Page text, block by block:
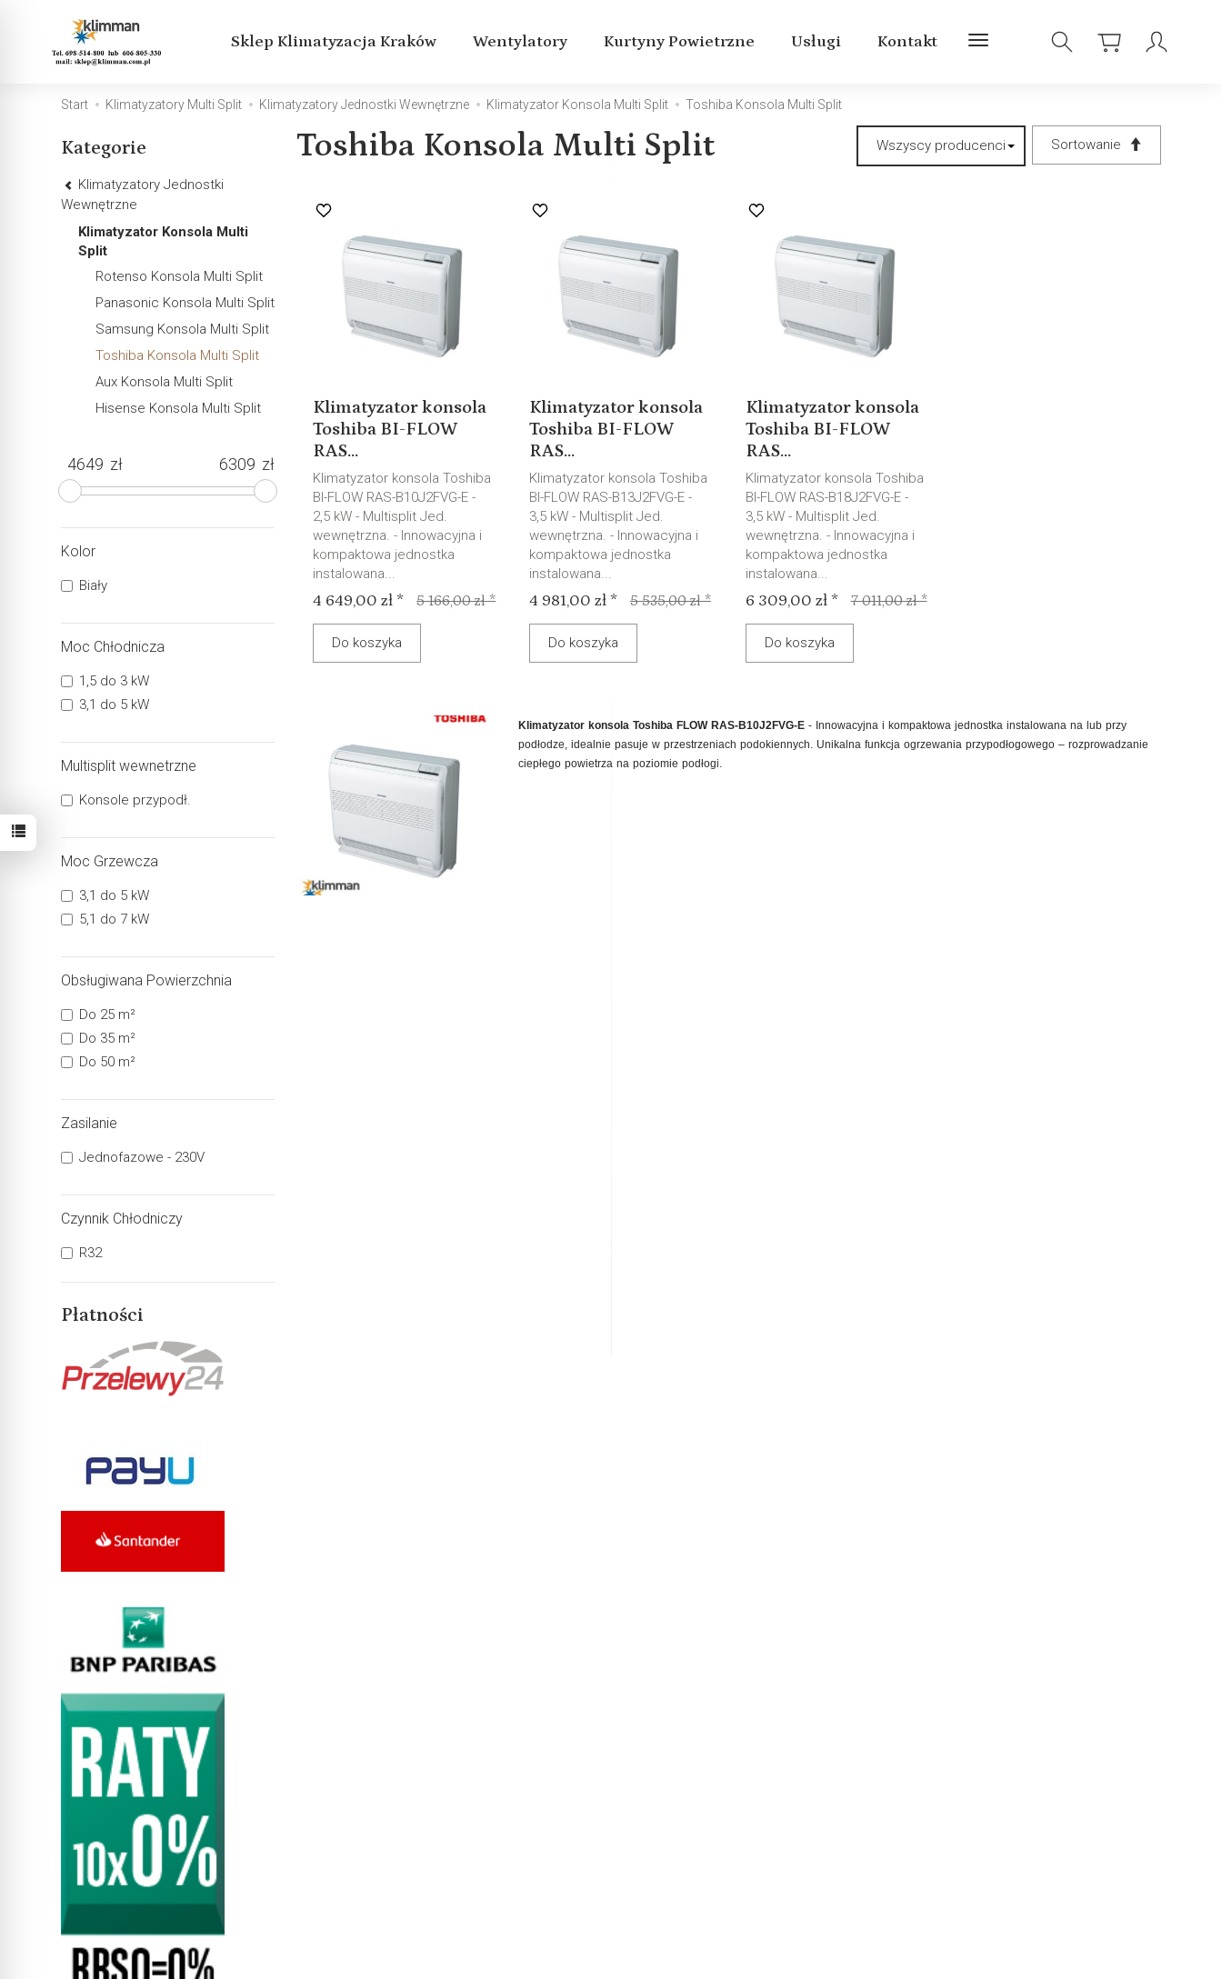
Sklep Klimatyzacja Kraków Wentylatory Kurtyny Powietrzne Usługi Kontakt
Start Klimatyzatory Multi Split Klimatyzatory Jednostki Wewnętrzne Klimatyzator Konsola Multi Split Toshiba Konsola Multi Split
Toshiba Konsola Multi Split Sortowanie
Klimatyzator konsola
Toshiba BI-FLOW
RAS...
Klimatyzator konsola Toshiba
BI-FLOW RAS-B10J2FVG-E -
2,5 kW - Multisplit Jed.
wewnętrzna. - Innowacyjna i
kompaktowa jednostka
instalowana...
4 649,00 zł * 5 166,00 zł *
Do koszyka
Klimatyzator konsola
Toshiba BI-FLOW
RAS...
Klimatyzator konsola Toshiba
BI-FLOW RAS-B13J2FVG-E -
3,5 kW - Multisplit Jed.
wewnętrzna. - Innowacyjna i
kompaktowa jednostka
instalowana...
4 981,00 zł * 5 535,00 zł *
Do koszyka
Klimatyzator konsola
Toshiba BI-FLOW
RAS...
Klimatyzator konsola Toshiba
BI-FLOW RAS-B18J2FVG-E -
3,5 kW - Multisplit Jed.
wewnętrzna. - Innowacyjna i
kompaktowa jednostka
instalowana...
6 309,00 zł * 7 011,00 zł *
Do koszyka
Klimatyzator konsola Toshiba FLOW RAS-B10J2FVG-E - Innowacyjna i kompaktowa jednostka instalowana na lub przy
podłodze, idealnie pasuje w przestrzeniach podokiennych. Unikalna funkcja ogrzewania przypodłogowego – rozprowadzanie
ciepłego powietrza na poziomie podłogi.
Kategorie
Klimatyzatory Jednostki
Wewnętrzne
Klimatyzator Konsola Multi
Split
Rotenso Konsola Multi Split
Panasonic Konsola Multi Split
Samsung Konsola Multi Split
Toshiba Konsola Multi Split
Aux Konsola Multi Split
Hisense Konsola Multi Split
zł zł
Kolor
Biały
Moc Chłodnicza
1,5 do 3 kW
3,1 do 5 kW
Multisplit wewnetrzne
Konsole przypodł.
Moc Grzewcza
3,1 do 5 kW
5,1 do 7 kW
Obsługiwana Powierzchnia
Do 25 m²
Do 35 m²
Do 50 m²
Zasilanie
Jednofazowe - 230V
Czynnik Chłodniczy
R32
Płatności